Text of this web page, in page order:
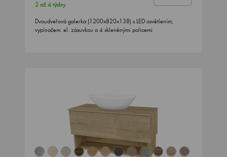
2 až 4 týdny
Dvoudveřová galerka (1200x820x138) s LED osvětlením,
vypínačem. el. zásuvkou a 4 skleněnými policemi